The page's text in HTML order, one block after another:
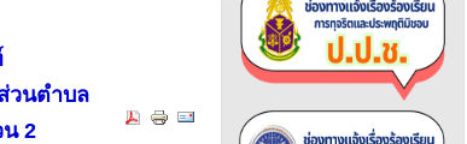
วนตำบล
2